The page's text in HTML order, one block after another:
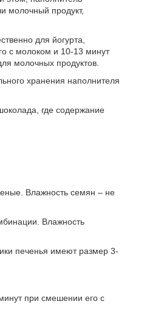
молочный продукт,
для йогурта,
с молоком и 10-13 минут
молочных продуктов.
хранения наполнителя
где содержание
Влажность семян – не
Влажность
печенья имеют размер 3-
при смешении его с